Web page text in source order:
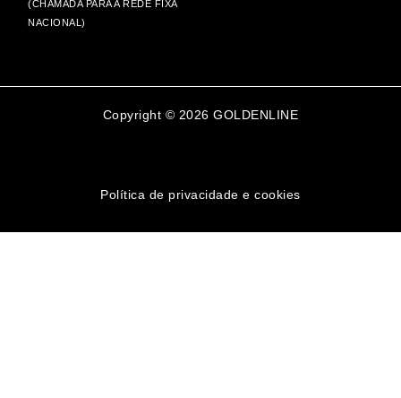
(CHAMADA PARA A REDE FIXA
NACIONAL)
Copyright © 2026 GOLDENLINE
Política de privacidade e cookies